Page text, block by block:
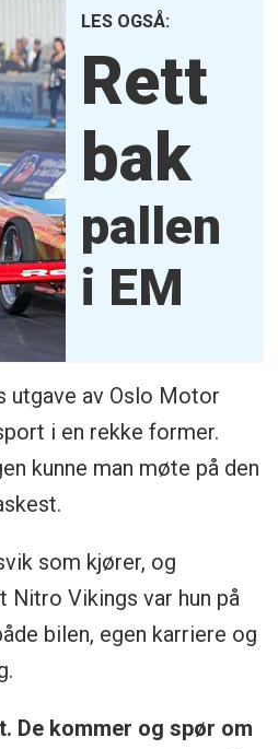
LES OGSÅ:
Rett
bak
pallen
i EM
utgave av Oslo Motor
i en rekke former.
kunne man møte på den
som kjører, og
Nitro Vikings var hun på
bilen, egen karriere og
De kommer og spør om